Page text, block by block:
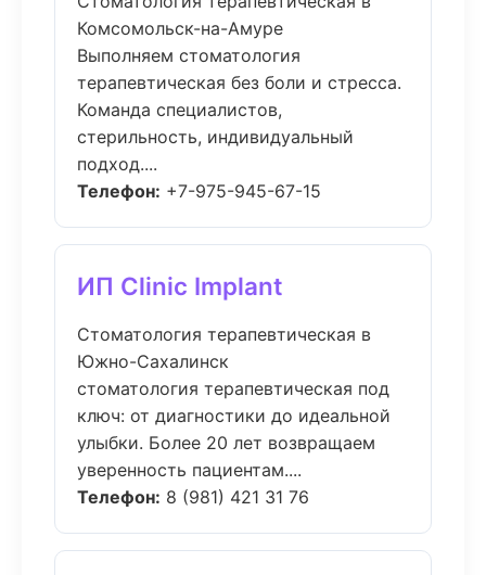
Комсомольск-на-Амуре
Выполняем стоматология
терапевтическая без боли и стресса.
Команда специалистов,
стерильность, индивидуальный
подход....
Телефон: +7-975-945-67-15
ИП Clinic Implant
Стоматология терапевтическая в
Южно-Сахалинск
стоматология терапевтическая под
ключ: от диагностики до идеальной
улыбки. Более 20 лет возвращаем
уверенность пациентам....
Телефон: 8 (981) 421 31 76